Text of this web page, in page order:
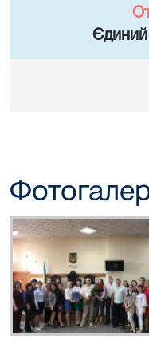
Єдиний